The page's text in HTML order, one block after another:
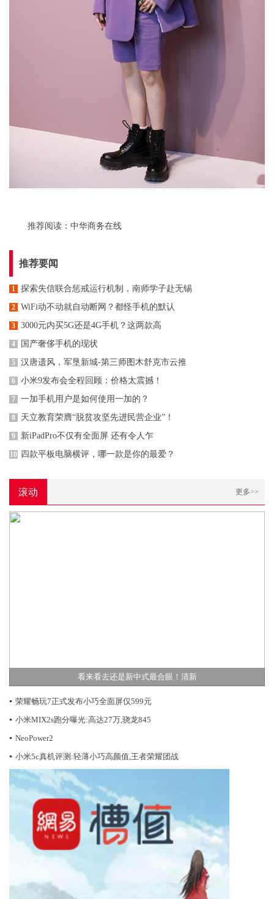
推荐阅读： 中华商务在线
推荐要闻
1 探索失信联合惩戒运行机制，南师学子赴无锡
2 WiFi动不动就自动断网？都怪手机的默认
3 3000元内买5G还是4G手机？这两款高
4 国产奢侈手机的现状
5 汉唐遗风，军垦新城-第三师图木舒克市云推
6 小米9发布会全程回顾：价格太震撼！
7 一加手机用户是如何使用一加的？
8 天立教育荣膺“脱贫攻坚先进民营企业”！
9 新iPadPro不仅有全面屏 还有令人乍
10 四款平板电脑横评，哪一款是你的最爱？
滚动 更多>>
看来看去还是新中式最合眼！清新
▪ 荣耀畅玩7正式发布小巧全面屏仅599元
▪ 小米MIX2s跑分曝光:高达27万,骁龙845
▪ NeoPower2
▪ 小米5c真机评测:轻薄小巧高颜值,王者荣耀团战